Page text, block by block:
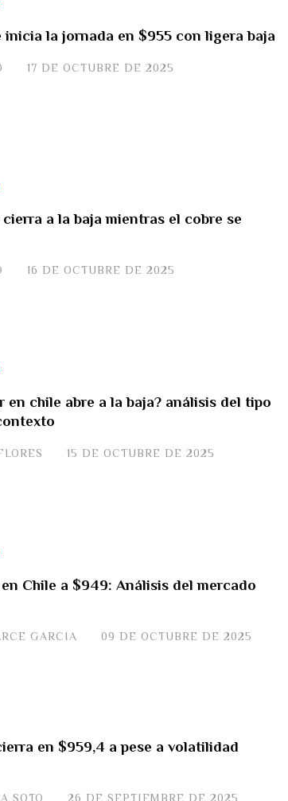
inicia la jornada en $955 con ligera baja
17 DE OCTUBRE DE 2025
a la baja mientras el cobre se
16 DE OCTUBRE DE 2025
en chile abre a la baja? análisis del tipo
15 DE OCTUBRE DE 2025
Chile a $949: Análisis del mercado
GARCIA 09 DE OCTUBRE DE 2025
en $959,4 a pese a volatilidad
SOTO 26 DE SEPTIEMBRE DE 2025